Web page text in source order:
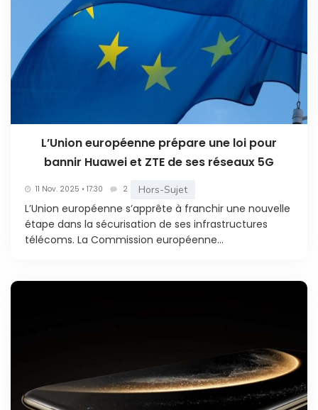
L’Union européenne prépare une loi pour
bannir Huawei et ZTE de ses réseaux 5G
11 Nov. 2025 • 17:30 2 Hors-Sujet
L’Union européenne s’apprête à franchir une nouvelle
étape dans la sécurisation de ses infrastructures
télécoms. La Commission européenne...